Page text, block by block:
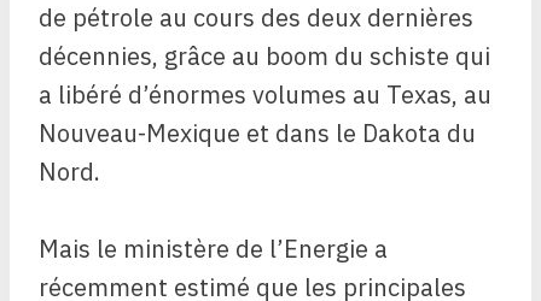
de pétrole au cours des deux dernières
décennies, grâce au boom du schiste qui
a libéré d’énormes volumes au Texas, au
Nouveau-Mexique et dans le Dakota du
Nord.
Mais le ministère de l’Energie a
récemment estimé que les principales